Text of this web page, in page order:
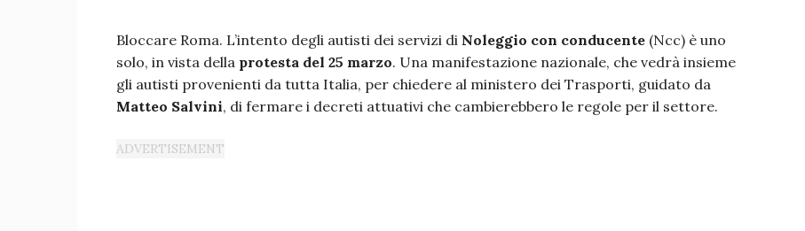
Bloccare Roma. L’intento degli autisti dei servizi di Noleggio con conducente (Ncc) è uno
solo, in vista della protesta del 25 marzo. Una manifestazione nazionale, che vedrà insieme
gli autisti provenienti da tutta Italia, per chiedere al ministero dei Trasporti, guidato da
Matteo Salvini, di fermare i decreti attuativi che cambierebbero le regole per il settore.